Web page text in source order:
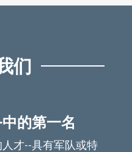
们
的第一名
才--具有军队或特